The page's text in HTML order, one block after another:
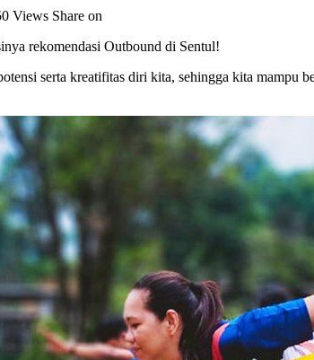
Views Share on
rekomendasi Outbound di Sentul!
serta kreatifitas diri kita, sehingga kita